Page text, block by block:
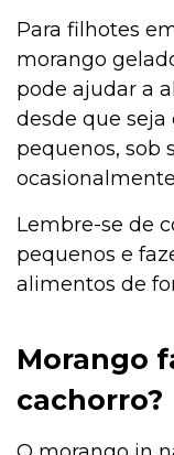
Para filhotes
morango
pode ajudar a
desde que
pequenos, sob
Lembre-se de
pequenos e
alimentos de
Morango
cachorro?